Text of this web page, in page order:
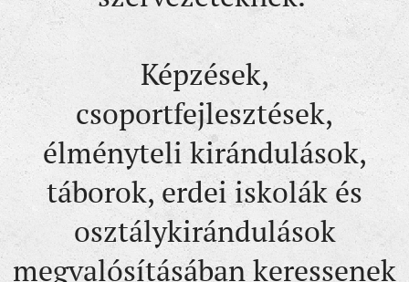
Képzések,
csoportfejlesztések,
élményteli kirándulások,
táborok, erdei iskolák és
osztálykirándulások
megvalósításában keressenek